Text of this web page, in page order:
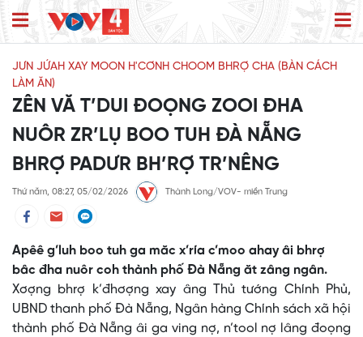
JƯN JỨAH XAY MOON H'CƠNH CHOOM BHRỢ CHA (BÀN CÁCH
LÀM ĂN)
ZÊN VĂ T’DUI ĐOỌNG ZOOI ĐHA
NUÔR ZR’LỤ BOO TUH ĐÀ NẴNG
BHRỢ PADƯR BH’RỢ TR’NÊNG
Thứ năm, 08:27, 05/02/2026 Thành Long/VOV- miền Trung
Apêê g’luh boo tuh ga măc x’ría c’moo ahay âi bhrợ
bâc đha nuôr coh thành phố Đà Nẵng ăt zâng ngân.
Xơợng bhrợ k’đhơợng xay âng Thủ tướng Chính Phủ,
UBND thanh phố Đà Nẵng, Ngân hàng Chính sách xã hội
thành phố Đà Nẵng âi ga ving nợ, n’tool nợ lâng đoọng